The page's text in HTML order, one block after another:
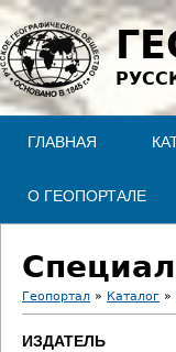
ГЛАВНАЯ
О ГЕОПОРТАЛЕ
В
Геопортал » Каталог »
ИЗДАТЕЛЬ